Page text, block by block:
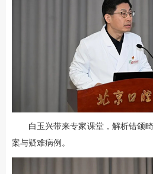
白玉兴带来专家课堂，解析错颌
案与疑难病例。